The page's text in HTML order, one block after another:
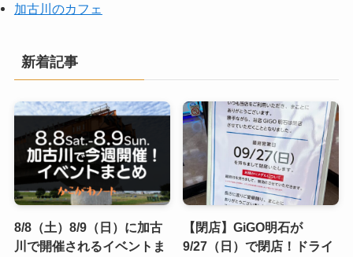
加古川のカフェ
新着記事
8/8（土）8/9（日）に加古
川で開催されるイベントま
【閉店】GiGO明石が
9/27（日）で閉店！ドライ